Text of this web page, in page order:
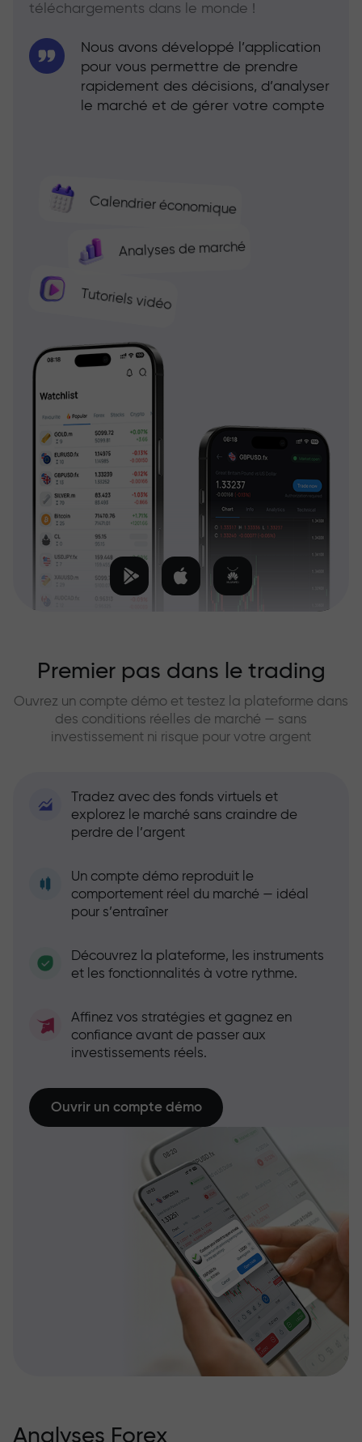
téléchargements dans le monde !
Calendrier économique
Analyses de marché
Tutoriels vidéo
Nous avons développé l’application
pour vous permettre de prendre
rapidement des décisions, d’analyser
le marché et de gérer votre compte
Premier pas dans le trading
Ouvrez un compte démo et testez la plateforme dans
des conditions réelles de marché — sans
investissement ni risque pour votre argent
Tradez avec des fonds virtuels et
explorez le marché sans craindre de
perdre de l’argent
Un compte démo reproduit le
comportement réel du marché — idéal
pour s’entraîner
Découvrez la plateforme, les instruments
et les fonctionnalités à votre rythme.
Affinez vos stratégies et gagnez en
confiance avant de passer aux
investissements réels.
Ouvrir un compte démo
Analyses Forex